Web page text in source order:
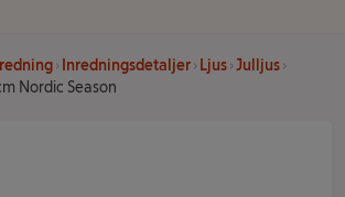
Inredningsdetaljer Ljus Julljus
Nordic Season